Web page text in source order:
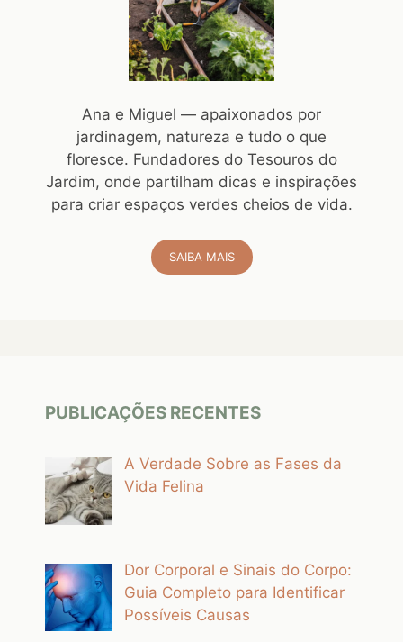
Ana e Miguel — apaixonados por
jardinagem, natureza e tudo o que
floresce. Fundadores do Tesouros do
Jardim, onde partilham dicas e inspirações
para criar espaços verdes cheios de vida.
SAIBA MAIS
PUBLICAÇÕES RECENTES
A Verdade Sobre as Fases da
Vida Felina
Dor Corporal e Sinais do Corpo:
Guia Completo para Identificar
Possíveis Causas